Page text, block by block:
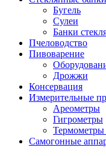
Бугель
Сулеи
Банки
Пчеловодство
Пивоварение
Дрожжи
Консервация
Измерительные
Ареометры
Гигрометры
Термометры
Самогонные